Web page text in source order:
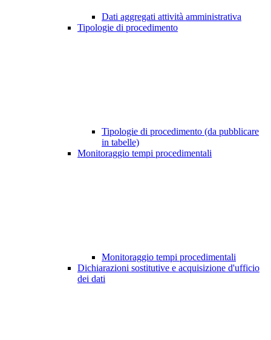
Dati aggregati attività amministrativa
Tipologie di procedimento
Tipologie di procedimento (da pubblicare
in tabelle)
Monitoraggio tempi procedimentali
Monitoraggio tempi procedimentali
Dichiarazioni sostitutive e acquisizione d'ufficio
dei dati